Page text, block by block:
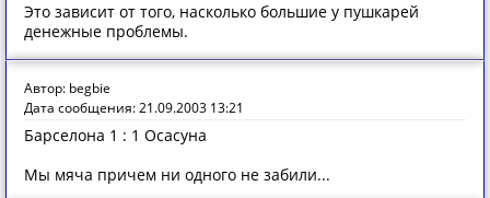
Это зависит от того, насколько большие у пушкарей
денежные проблемы.
Автор: begbie
Дата сообщения: 21.09.2003 13:21
Барселона 1 : 1 Осасуна
Мы мяча причем ни одного не забили...